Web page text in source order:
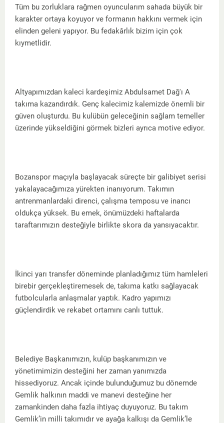
Tüm bu zorluklara rağmen oyuncularım sahada büyük bir
karakter ortaya koyuyor ve formanın hakkını vermek için
elinden geleni yapıyor. Bu fedakârlık bizim için çok
kıymetlidir.
Altyapımızdan kaleci kardeşimiz Abdulsamet Dağ'ı A
takıma kazandırdık. Genç kalecimiz kalemizde önemli bir
güven oluşturdu. Bu kulübün geleceğinin sağlam temeller
üzerinde yükseldiğini görmek bizleri ayrıca motive ediyor.
Bozanspor maçıyla başlayacak süreçte bir galibiyet serisi
yakalayacağımıza yürekten inanıyorum. Takımın
antrenmanlardaki direnci, çalışma temposu ve inancı
oldukça yüksek. Bu emek, önümüzdeki haftalarda
taraftarımızın desteğiyle birlikte skora da yansıyacaktır.
İkinci yarı transfer döneminde planladığımız tüm hamleleri
birebir gerçekleştiremesek de, takıma katkı sağlayacak
futbolcularla anlaşmalar yaptık. Kadro yapımızı
güçlendirdik ve rekabet ortamını canlı tuttuk.
Belediye Başkanımızın, kulüp başkanımızın ve
yönetimimizin desteğini her zaman yanımızda
hissediyoruz. Ancak içinde bulunduğumuz bu dönemde
Gemlik halkının maddi ve manevi desteğine her
zamankinden daha fazla ihtiyaç duyuyoruz. Bu takım
Gemlik’in milli takımıdır ve ayağa kalkışı da Gemlik’le